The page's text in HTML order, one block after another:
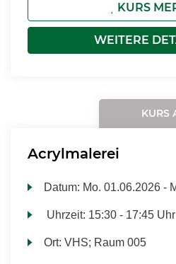
KURS
WEITERE
KURS
Acrylmalerei
Datum: Mo. 01.06.2026 -
Uhrzeit: 15:30 - 17:45 Uhr
Ort:VHS; Raum 005